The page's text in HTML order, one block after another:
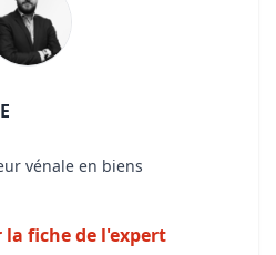
vénale en biens
la fiche de l'expert